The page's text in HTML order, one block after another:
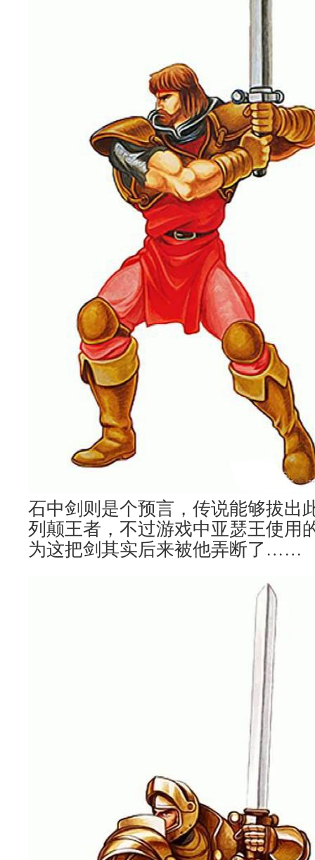
石中剑则是个预言，传说能够拔出
列颠王者，不过游戏中亚瑟王使用
为这把剑其实后来被他弄断了……